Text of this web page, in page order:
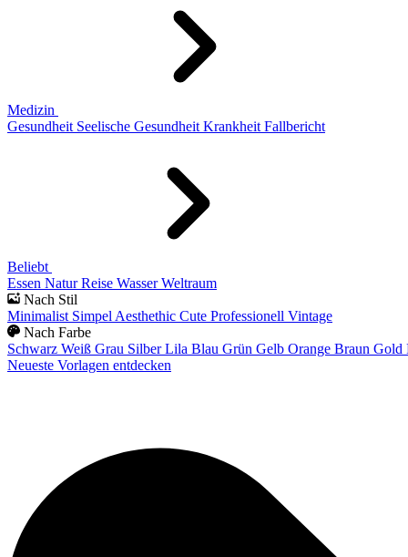
Medizin
Gesundheit Seelische Gesundheit Krankheit Fallbericht
Beliebt
Essen Natur Reise Wasser Weltraum
Nach Stil
Minimalist Simpel Aesthethic Cute Professionell Vintage
Nach Farbe
Schwarz Weiß Grau Silber Lila Blau Grün Gelb Orange Braun Gold
Neueste Vorlagen entdecken